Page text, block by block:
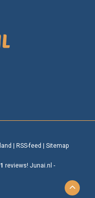
RSS-feed Sitemap
reviews! Junai.nl -